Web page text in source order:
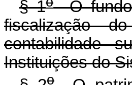
§ 1 O fundo
fiscalização
contabilidade
Instituições do
o